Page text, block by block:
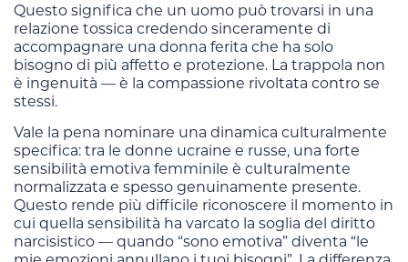
Questo significa che un uomo può trovarsi in una
relazione tossica credendo sinceramente di
accompagnare una donna ferita che ha solo
bisogno di più affetto e protezione. La trappola non
è ingenuità — è la compassione rivoltata contro se
stessi.
Vale la pena nominare una dinamica culturalmente
specifica: tra le donne ucraine e russe, una forte
sensibilità emotiva femminile è culturalmente
normalizzata e spesso genuinamente presente.
Questo rende più difficile riconoscere il momento in
cui quella sensibilità ha varcato la soglia del diritto
narcisistico — quando “sono emotiva” diventa “le